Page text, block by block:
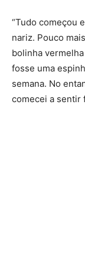
“Tudo começou
nariz. Pouco
bolinha
fosse uma
semana. No
comecei a sentir